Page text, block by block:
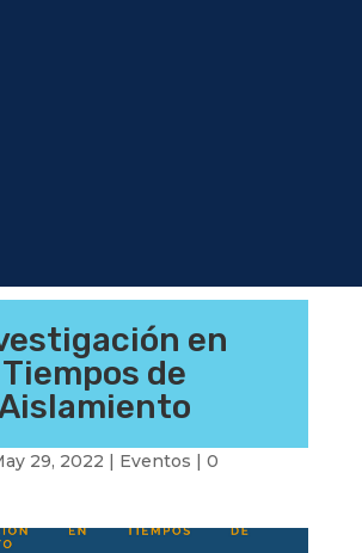
en
Tiempos de
29, 2022 | Eventos | 0